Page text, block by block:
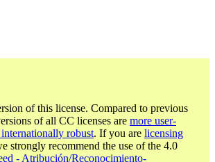
of this license. Compared to previous
of all CC licenses are more user-
robust. If you are licensing
strongly recommend the use of the 4.0
- Atribución/Reconocimiento-